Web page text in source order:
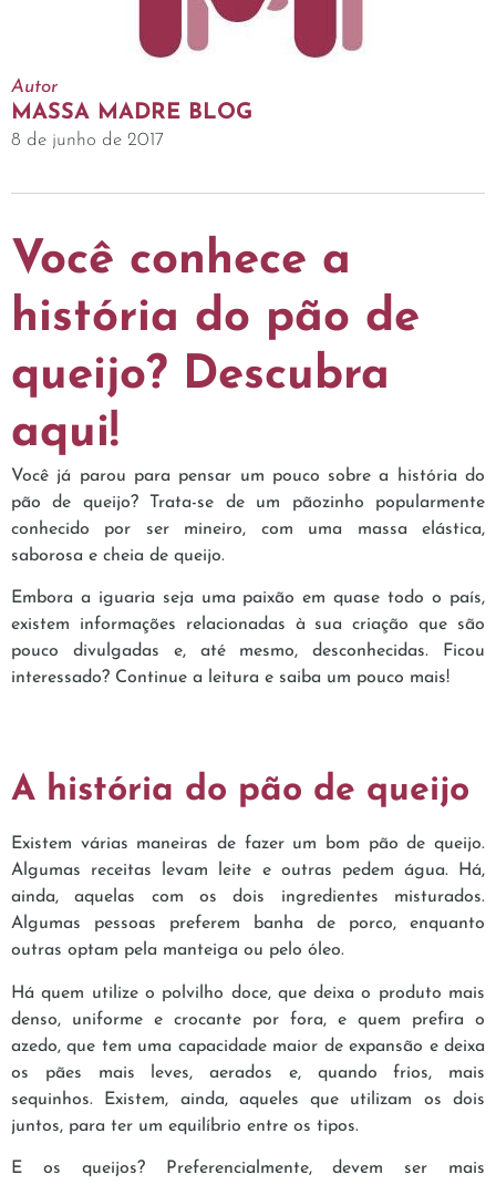
Autor
MASSA MADRE BLOG
8 de junho de 2017
Você conhece a
história do pão de
queijo? Descubra
aqui!
Você já parou para pensar um pouco sobre a história do
pão de queijo? Trata-se de um pãozinho popularmente
conhecido por ser mineiro, com uma massa elástica,
saborosa e cheia de queijo.
Embora a iguaria seja uma paixão em quase todo o país,
existem informações relacionadas à sua criação que são
pouco divulgadas e, até mesmo, desconhecidas. Ficou
interessado? Continue a leitura e saiba um pouco mais!
A história do pão de queijo
Existem várias maneiras de fazer um bom pão de queijo.
Algumas receitas levam leite e outras pedem água. Há,
ainda, aquelas com os dois ingredientes misturados.
Algumas pessoas preferem banha de porco, enquanto
outras optam pela manteiga ou pelo óleo.
Há quem utilize o polvilho doce, que deixa o produto mais
denso, uniforme e crocante por fora, e quem prefira o
azedo, que tem uma capacidade maior de expansão e deixa
os pães mais leves, aerados e, quando frios, mais
sequinhos. Existem, ainda, aqueles que utilizam os dois
juntos, para ter um equilíbrio entre os tipos.
E os queijos? Preferencialmente, devem ser mais